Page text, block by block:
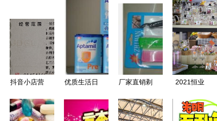
抖音小店营
指南 新手
优质生活日
售，省心更
厂家直销剃
义乌购上的
2021恒业
用品交易会